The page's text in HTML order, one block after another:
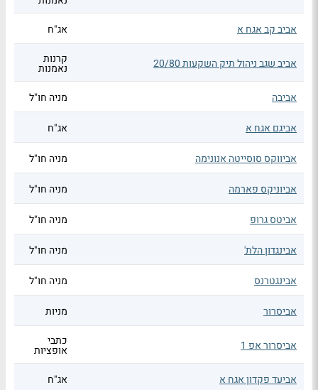
אביב קב אגח א
אג"ח
אביב שגב ניהול תיק השקעות 20/80 קרנות
נאמנות
אביבה
מניה חו"ל
אביגם אגח א אג"ח
אביווקס סוסייטה אנונימה מניה חו"ל
אביוניקס פארמה מניה חו"ל
אביטס גרופ מניה חו"ל
אבינגדון הלת' מניה חו"ל
אבינגטרנס מניה חו"ל
אביסרור מניות
אביסרור אפ 1 כתבי
אופציות
אביעד פקדון אגח א
אג"ח